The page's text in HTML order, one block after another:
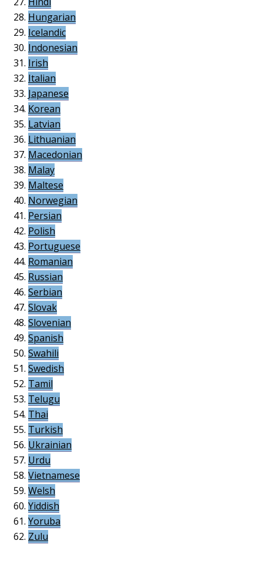
Hungarian
Icelandic
Indonesian
Irish
Italian
Japanese
Korean
Latvian
Lithuanian
Macedonian
Malay
Maltese
Norwegian
Persian
Polish
Portuguese
Romanian
Russian
Serbian
Slovak
Slovenian
Spanish
Swahili
Swedish
Tamil
Telugu
Thai
Turkish
Ukrainian
Urdu
Vietnamese
Welsh
Yiddish
Yoruba
Zulu